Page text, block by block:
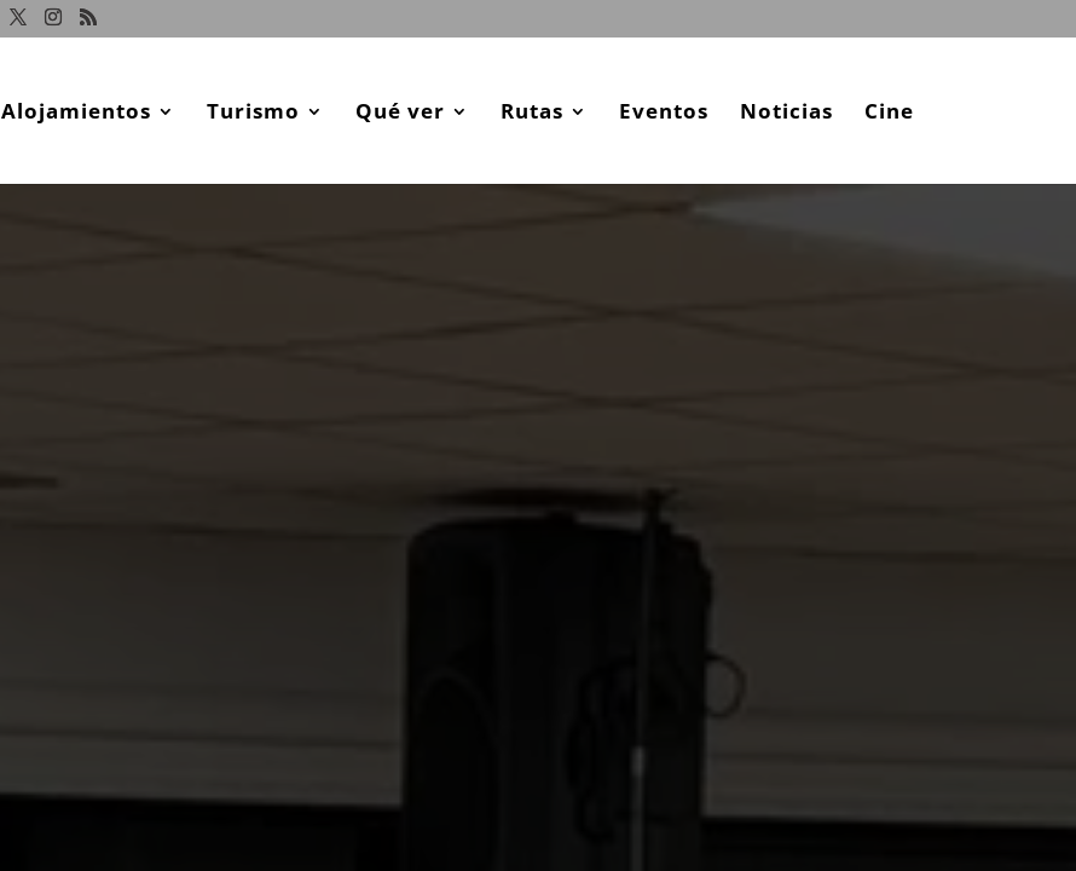
Alojamientos Turismo Qué ver Rutas Eventos Noticias Cine